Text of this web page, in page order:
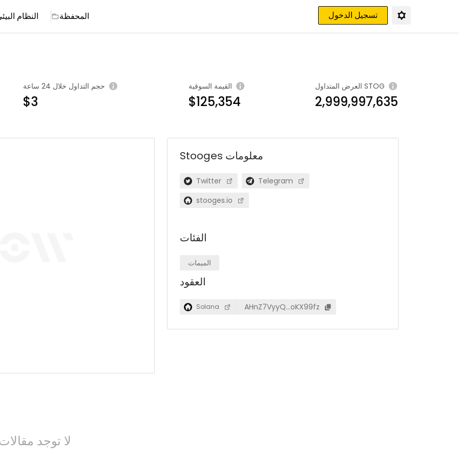
النظام المحفظة تسجيل الدخول
حجم التداول خلال 24 ساعة
$3
القيمة السوقية
$125,354
العرض المتداول STOG
2,999,997,635
لا توجد
Stooges معلومات
Twitter
Telegram
stooges.io
الفئات
الميمات
العقود
Solana AHnZ7VyyQ…oKX99fz